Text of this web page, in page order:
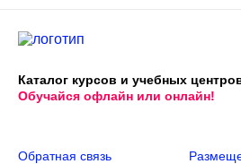
Каталог курсов и учебных
Обучайся офлайн или онлайн!
Обратная связь